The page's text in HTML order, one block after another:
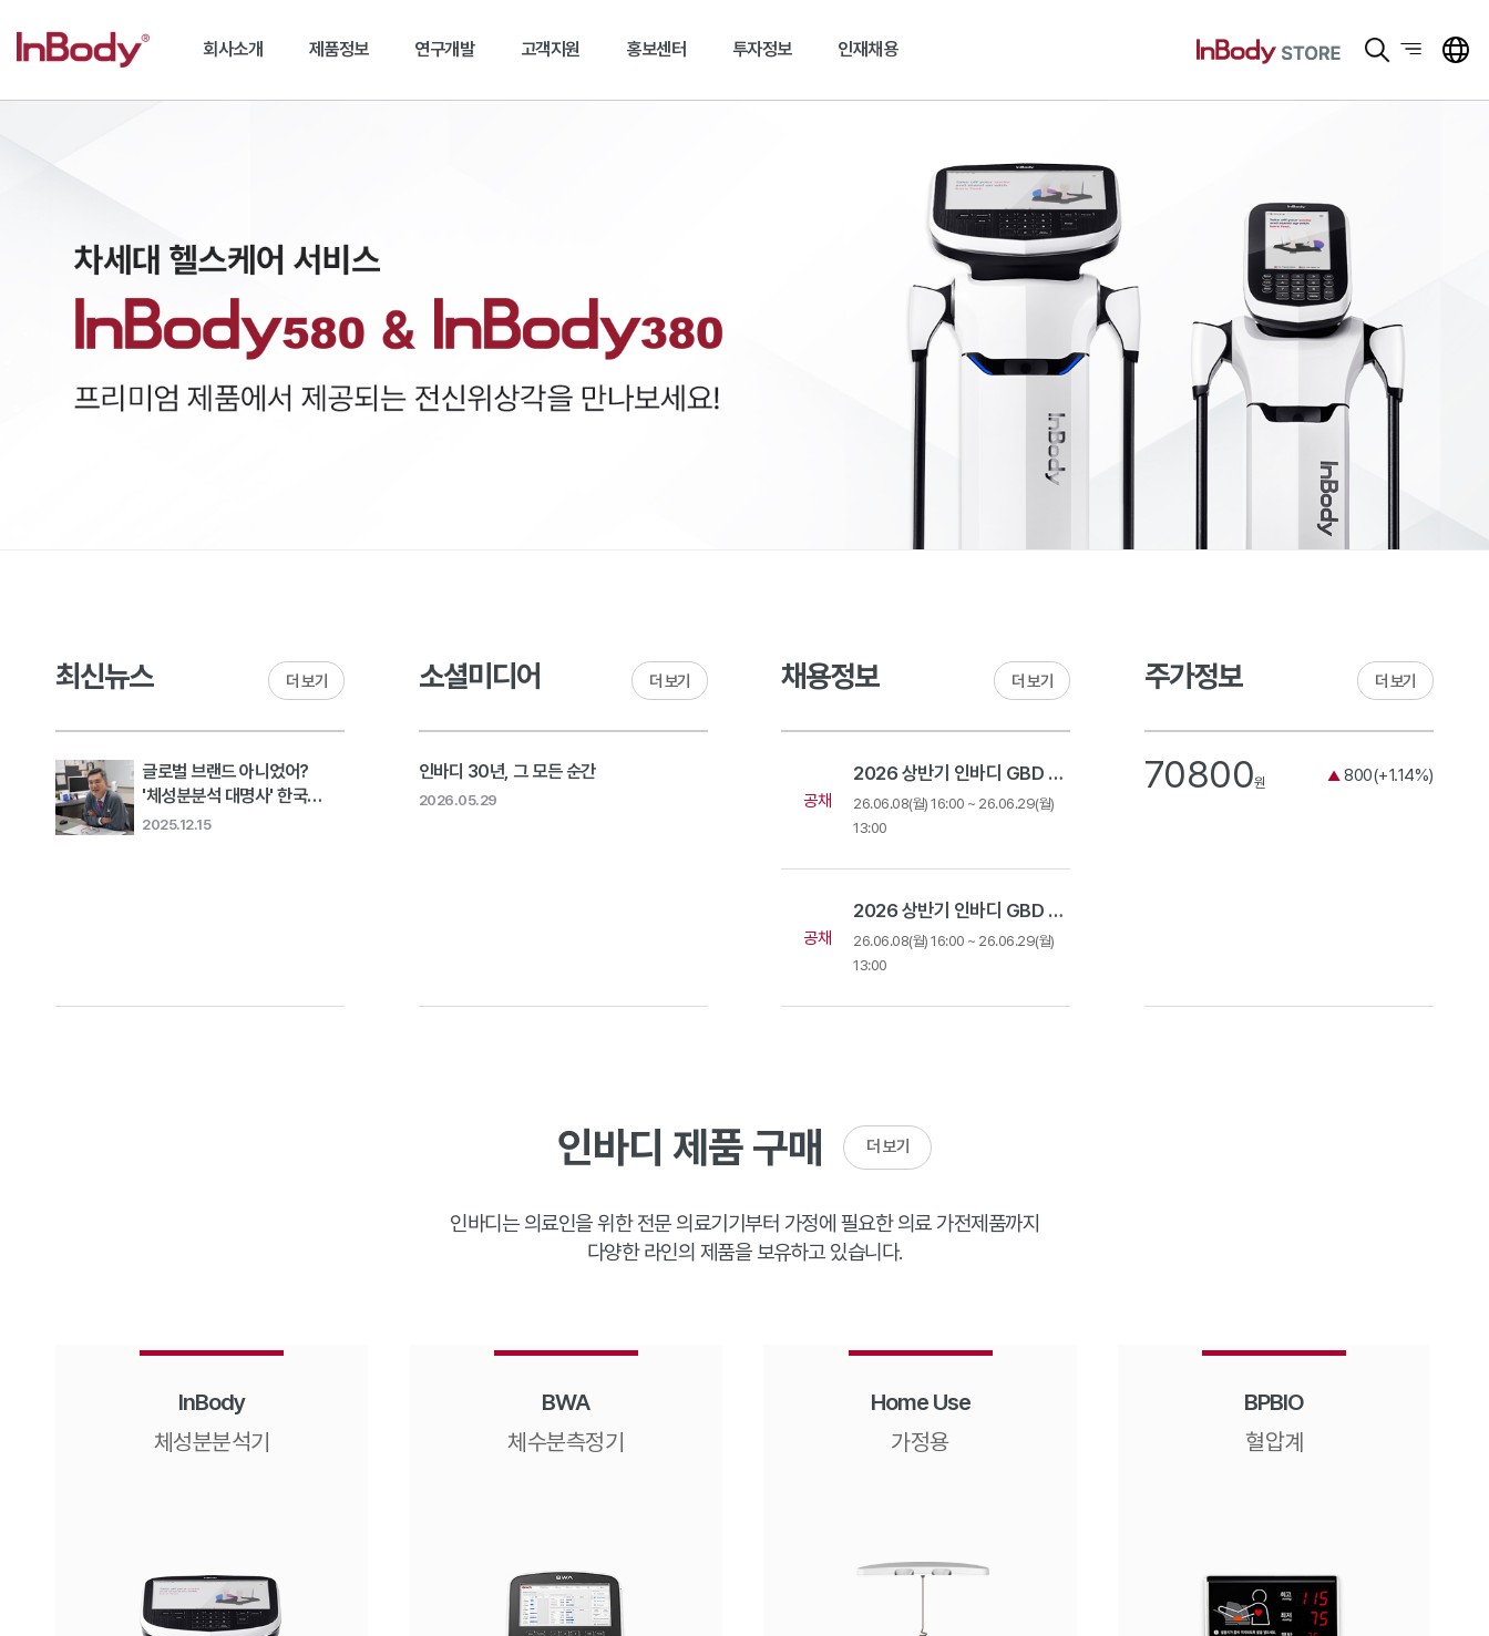
회사소개 제품정보 연구개발 고객지원 홍보센터 투자정보 인재채용
최신뉴스
글로벌 브랜드 아니었어?
'체성분분석 대명사' 한국
회사의 고민 [비크닉]..
2025.12.15
더 보기 소셜미디어
인바디 30년, 그 모든 순간
2026.05.29
더 보기 채용정보
공채
2026 상반기 인바디 GBD 채용 - 경력 채용
26.06.08(월) 16:00 ~ 26.06.29(월)
13:00
공채
2026 상반기 인바디 GBD 채용 - Expert Track
26.06.08(월) 16:00 ~ 26.06.29(월)
13:00
더 보기 주가정보
70800원 ▲ 800(+1.14%)
더 보기
인바디 제품 구매 더 보기
인바디는 의료인을 위한 전문 의료기기부터 가정에 필요한 의료 가전제품까지
다양한 라인의 제품을 보유하고 있습니다.
InBody
체성분분석기
BWA
체수분측정기
Home Use
가정용
BPBIO
혈압계